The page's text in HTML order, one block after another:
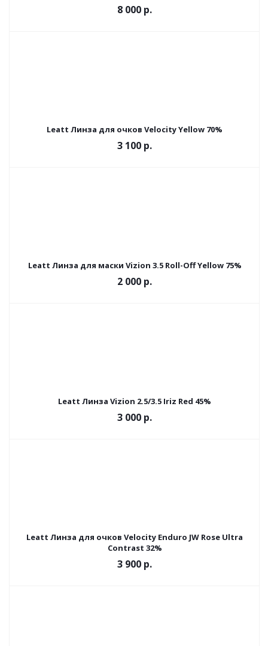
8 000 р.
Leatt Линза для очков Velocity Yellow 70%
3 100 р.
Leatt Линза для маски Vizion 3.5 Roll-Off Yellow 75%
2 000 р.
Leatt Линза Vizion 2.5/3.5 Iriz Red 45%
3 000 р.
Leatt Линза для очков Velocity Enduro JW Rose Ultra
Contrast 32%
3 900 р.